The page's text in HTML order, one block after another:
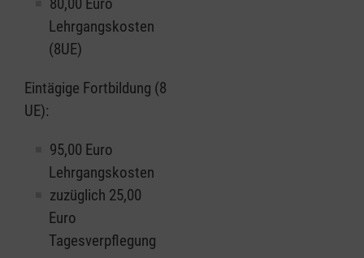
Lehrgangskosten
(8UE)
Eintägige Fortbildung (8
UE):
95,00 Euro
Lehrgangskosten
zuzüglich 25,00
Euro
Tagesverpflegung